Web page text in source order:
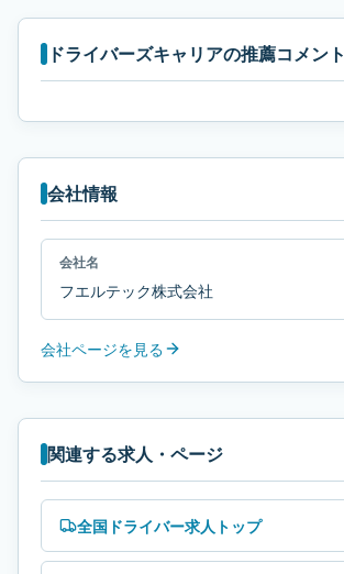
ドライバーズキャリアの推薦コメント
会社情報
会社名
フエルテック株式会社
会社ページを見る
関連する求人・ページ
全国ドライバー求人トップ